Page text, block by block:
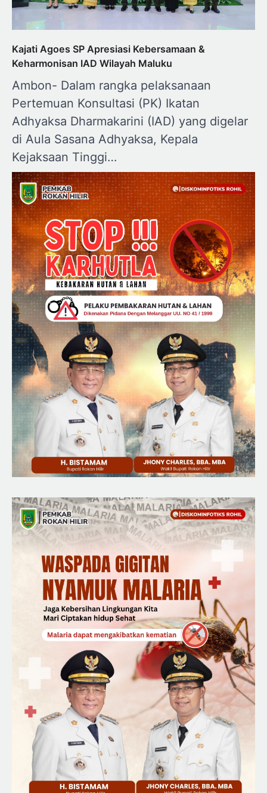
Kajati Agoes SP Apresiasi Kebersamaan &
Keharmonisan IAD Wilayah Maluku
Ambon- Dalam rangka pelaksanaan
Pertemuan Konsultasi (PK) Ikatan
Adhyaksa Dharmakarini (IAD) yang digelar
di Aula Sasana Adhyaksa, Kepala
Kejaksaan Tinggi…